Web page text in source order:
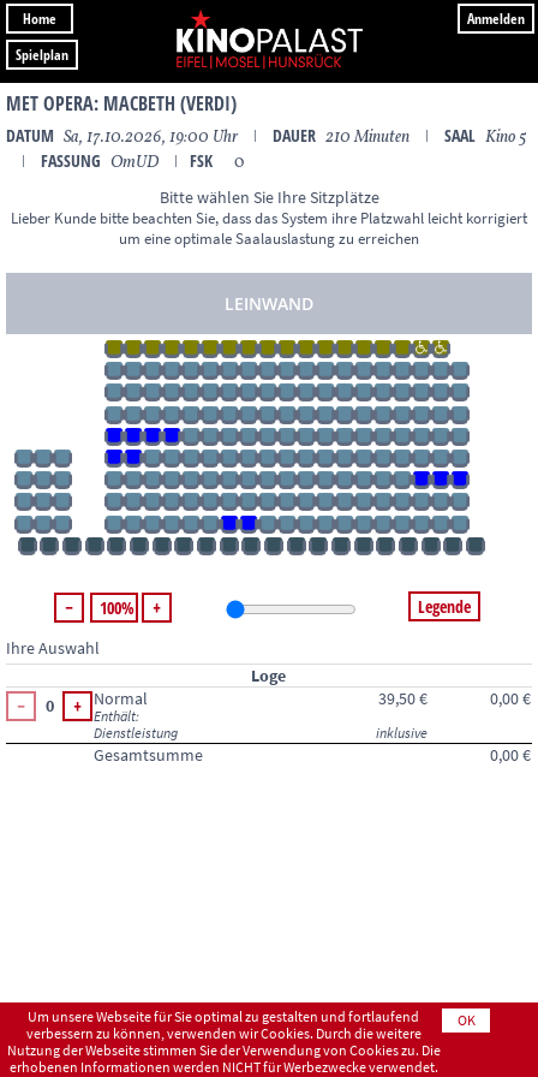
Home
Anmelden
Spielplan
MET OPERA: MACBETH (VERDI)
DATUM Sa, 17.10.2026, 19:00 Uhr ǀ DAUER 210 Minuten ǀ SAAL Kino 5
ǀ
FASSUNG OmUD ǀ FSK 0
Bitte wählen Sie Ihre Sitzplätze
Lieber Kunde bitte beachten Sie, dass das System ihre Platzwahl leicht korrigiert
um eine optimale Saalauslastung zu erreichen
LEINWAND
100% Legende
Ihre Auswahl
Loge
0
Normal
Enthält:
Dienstleistung
39,50 €
inklusive
0,00 €
Gesamtsumme 0,00 €
Um unsere Webseite für Sie optimal zu gestalten und fortlaufend
verbessern zu können, verwenden wir Cookies. Durch die weitere
Nutzung der Webseite stimmen Sie der Verwendung von Cookies zu. Die
erhobenen Informationen werden NICHT für Werbezwecke verwendet.
OK